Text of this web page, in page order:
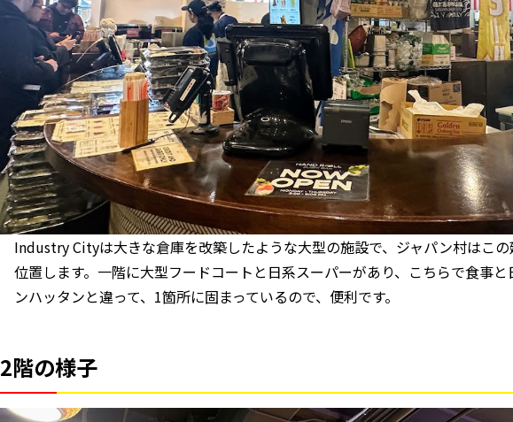
Industry Cityは大きな倉庫を改築したような大型の施設で、ジャパン村はこ
位置します。一階に大型フードコートと日系スーパーがあり、こちらで食事
ンハッタンと違って、1箇所に固まっているので、便利です。
2階の様子